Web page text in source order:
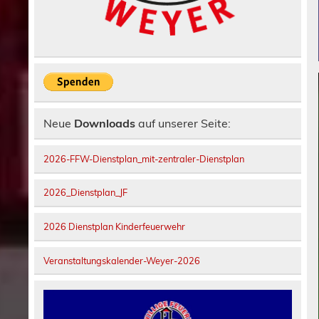
Neue Downloadsauf unserer Seite:
2026-FFW-Dienstplan_mit-zentraler-Dienstplan
2026_Dienstplan_JF
2026 Dienstplan Kinderfeuerwehr
Veranstaltungskalender-Weyer-2026